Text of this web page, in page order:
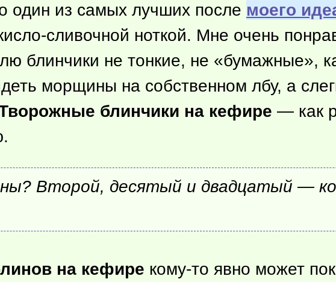
один из самых лучших после моего
сливочной ноткой. Мне очень
блинчики не тонкие, не «бумажные»,
морщины на собственном лбу, а
блинчики на кефире — как
Второй, десятый и двадцатый —
на кефире кому-то явно может